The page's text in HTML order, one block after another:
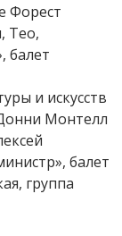
Форест
Тео,
балет
и искусств
Монтелл
балет
группа